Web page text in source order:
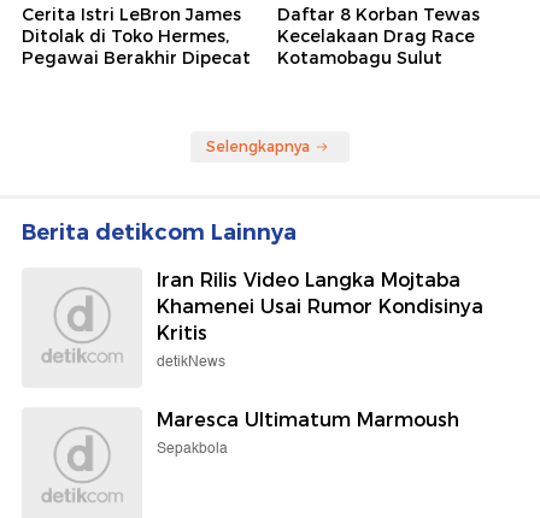
Cerita Istri LeBron James
Ditolak di Toko Hermes,
Pegawai Berakhir Dipecat
Daftar 8 Korban Tewas
Kecelakaan Drag Race
Kotamobagu Sulut
Selengkapnya
Berita detikcom Lainnya
Iran Rilis Video Langka Mojtaba
Khamenei Usai Rumor Kondisinya
Kritis
detikNews
Maresca Ultimatum Marmoush
Sepakbola